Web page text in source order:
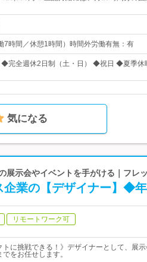
7時間／休憩1時間）時間外労働有無：有
◆完全週休2日制（土・日） ◆祝日 ◆夏季休
気になる
展示会やイベントを手がける｜フレ
企業の【デザイナー】◆
リモートワーク可
トに挑戦できる！》デザイナーとして、展
をお任せします。